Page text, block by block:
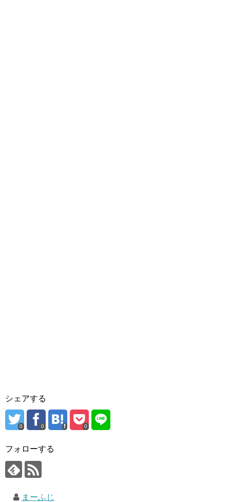
シェアする
0 0 0
フォローする
まーふじ